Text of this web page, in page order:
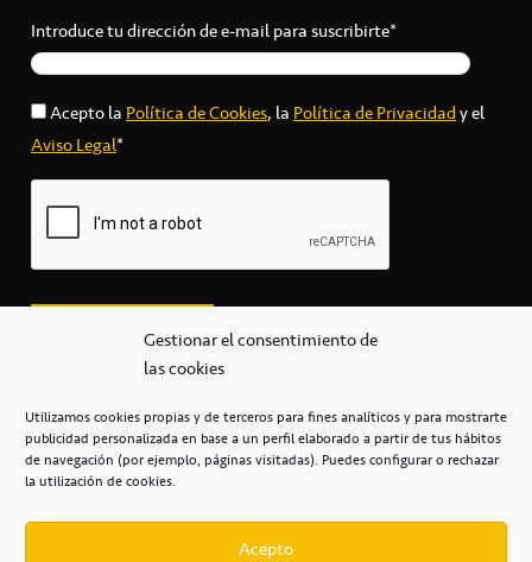
Gestionar el consentimiento de
las cookies
Utilizamos cookies propias y de terceros para fines analíticos y para mostrarte
publicidad personalizada en base a un perfil elaborado a partir de tus hábitos
de navegación (por ejemplo, páginas visitadas). Puedes configurar o rechazar
la utilización de cookies.
Acepto
Introduce tu dirección de e-mail para suscribirte*
Acepto laPolítica de Cookies, laPolítica de Privacidady el
Aviso Legal*
secretaria@cbcanarias.es
+34 922 253 684
Casa del Deporte / 38108 – La Laguna